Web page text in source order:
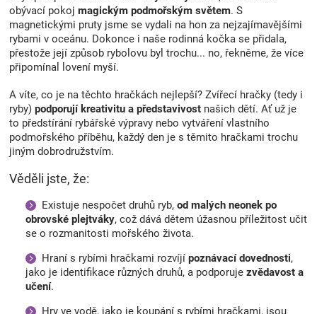
obývací pokoj magickým podmořským světem. S
magnetickými pruty jsme se vydali na hon za nejzajímavějšími
rybami v oceánu. Dokonce i naše rodinná kočka se přidala,
přestože její způsob rybolovu byl trochu... no, řekněme, že více
připomínal lovení myší.
A víte, co je na těchto hračkách nejlepší? Zvířecí hračky (tedy i
ryby) podporují kreativitu a představivost našich dětí. Ať už je
to předstírání rybářské výpravy nebo vytváření vlastního
podmořského příběhu, každý den je s těmito hračkami trochu
jiným dobrodružstvím.
Věděli jste, že:
Existuje nespočet druhů ryb, od malých neonek po
obrovské plejtváky, což dává dětem úžasnou příležitost učit
se o rozmanitosti mořského života.
Hraní s rybími hračkami rozvíjí poznávací dovednosti,
jako je identifikace různých druhů, a podporuje zvědavost a
učení.
Hry ve vodě, jako je koupání s rybími hračkami, jsou